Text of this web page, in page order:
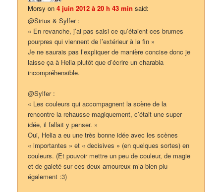
Morsy on4 juin 2012 à 20 h 43 min said:
@Sirius & Sylfer :
« En revanche, j’ai pas saisi ce qu’étaient ces brumes
pourpres qui viennent de l’extérieur à la fin »
Je ne saurais pas l’expliquer de manière concise donc je
laisse ça à Helia plutôt que d’écrire un charabia
incompréhensible.
@Sylfer :
« Les couleurs qui accompagnent la scène de la
rencontre la rehausse magiquement, c’était une super
idée, il fallait y penser. »
Oui, Helia a eu une très bonne idée avec les scènes
« importantes » et « decisives » (en quelques sortes) en
couleurs. (Et pouvoir mettre un peu de couleur, de magie
et de gaieté sur ces deux amoureux m’a bien plu
également :3)